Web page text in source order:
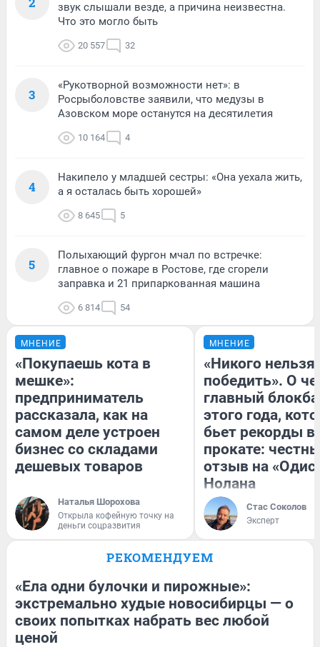
звук слышали везде, а причина неизвестна.
Что это могло быть
20 557 32
3
«Рукотворной возможности нет»: в
Росрыболовстве заявили, что медузы в
Азовском море останутся на десятилетия
10 164 4
4
Накипело у младшей сестры: «Она уехала жить,
а я осталась быть хорошей»
8 645 5
5
Полыхающий фургон мчал по встречке:
главное о пожаре в Ростове, где сгорели
заправка и 21 припаркованная машина
6 814 54
МНЕНИЕ
«Покупаешь кота в
мешке»:
предприниматель
рассказала, как на
самом деле устроен
бизнес со складами
дешевых товаров
Наталья Шорохова
Открыла кофейную точку на
деньги соцразвития
МНЕНИЕ
«Никого нельзя
победить». О
главный
этого года,
бьет рекорды в
прокате:
отзыв на
Нолана
Стас Соколов
Эксперт
РЕКОМЕНДУЕМ
«Ела одни булочки и пирожные»:
экстремально худые новосибирцы — о
своих попытках набрать вес любой
ценой